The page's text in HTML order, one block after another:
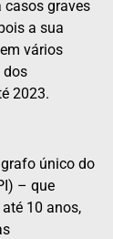
casos graves
a sua
vários
dos
2023.
único do
– que
10 anos,